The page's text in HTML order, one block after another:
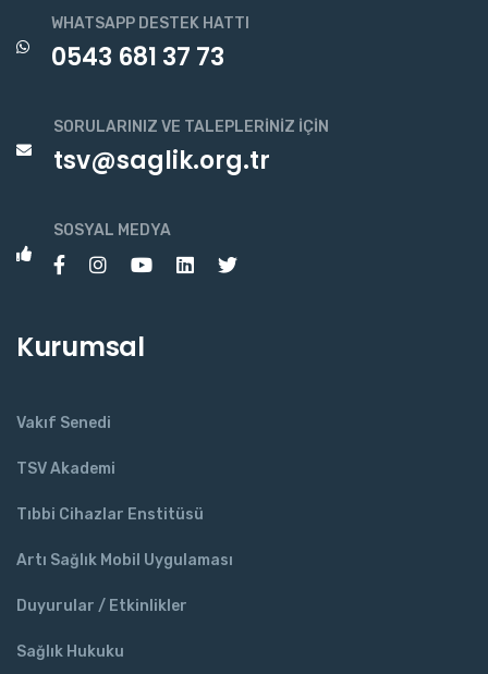
WHATSAPP DESTEK HATTI
0543 681 37 73
SORULARINIZ VE TALEPLERINIZ İÇIN
tsv@saglik.org.tr
SOSYAL MEDYA
Kurumsal
Vakıf Senedi
TSV Akademi
Tıbbi Cihazlar Enstitüsü
Artı Sağlık Mobil Uygulaması
Duyurular / Etkinlikler
Sağlık Hukuku